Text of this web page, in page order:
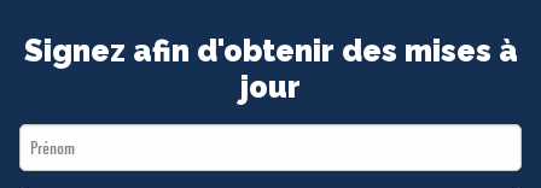
Signez afin d'obtenir des mises à
jour
First
Name